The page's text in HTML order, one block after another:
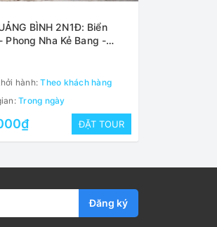
BÌNH 2N1Đ: Biển
Phong Nha Kẻ Bang -
Quảng Trị
hành:Theo khách hàng
Trong ngày
ĐẶT TOUR
Đăng ký